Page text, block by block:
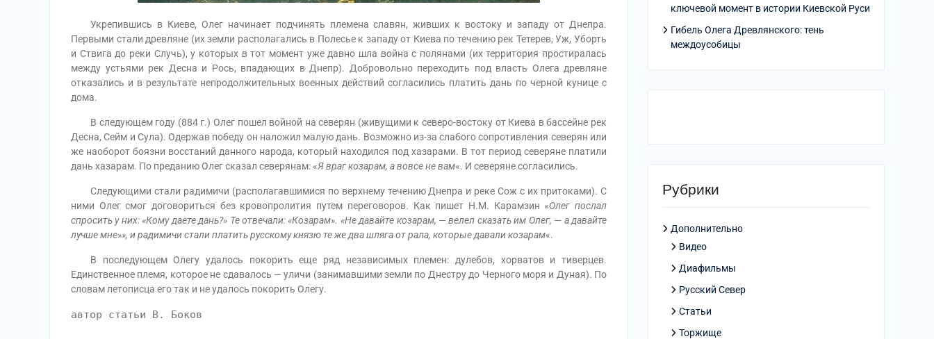
Укрепившись в Киеве, Олег начинает подчинять племена славян, живших к востоку и западу от Днепра.
Первыми стали древляне (их земли располагались в Полесье к западу от Киева по течению рек Тетерев, Уж, Уборть
и Ствига до реки Случь), у которых в тот момент уже давно шла война с полянами (их территория простиралась
между устьями рек Десна и Рось, впадающих в Днепр). Добровольно переходить под власть Олега древляне
отказались и в результате непродолжительных военных действий согласились платить дань по черной кунице с
дома.
В следующем году (884 г.) Олег пошел войной на северян (живущими к северо-востоку от Киева в бассейне рек
Десна, Сейм и Сула). Одержав победу он наложил малую дань. Возможно из-за слабого сопротивления северян или
же наоборот боязни восстаний данного народа, который находился под хазарами. В тот период северяне платили
дань хазарам. По преданию Олег сказал северянам: «Я враг козарам, а вовсе не вам«. И северяне согласились.
Следующими стали радимичи (располагавшимися по верхнему течению Днепра и реке Сож с их притоками). С
ними Олег смог договориться без кровопролития путем переговоров. Как пишет Н.М. Карамзин «Олег послал
спросить у них: «Кому даете дань?» Те отвечали: «Козарам». «Не давайте козарам, — велел сказать им Олег, — а давайте
лучше мне»», и радимичи стали платить русскому князю те же два шляга от рала, которые давали козарам«.
В последующем Олегу удалось покорить еще ряд независимых племен: дулебов, хорватов и тиверцев.
Единственное племя, которое не сдавалось — уличи (занимавшими земли по Днестру до Черного моря и Дуная). По
словам летописца его так и не удалось покорить Олегу.
автор статьи В. Боков
ключевой момент в истории Киевской Руси
Гибель Олега Древлянского: тень
междоусобицы
Рубрики
Дополнительно
Видео
Диафильмы
Русский Север
Статьи
Торжище